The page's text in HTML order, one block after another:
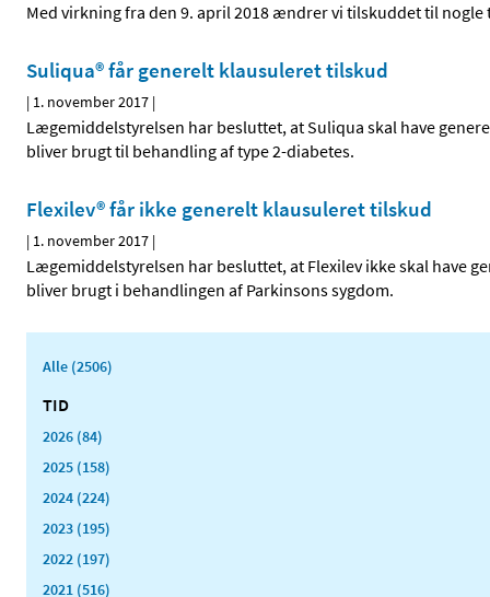
Med virkning fra den 9. april 2018 ændrer vi tilskuddet til
Suliqua® får generelt klausuleret tilskud
| 1. november 2017 |
Lægemiddelstyrelsen har besluttet, at Suliqua skal have
bliver brugt til behandling af type 2-diabetes.
Flexilev® får ikke generelt klausuleret tilskud
| 1. november 2017 |
Lægemiddelstyrelsen har besluttet, at Flexilev ikke skal have
bliver brugt i behandlingen af Parkinsons sygdom.
Alle (2506)
TID
2026 (84)
2025 (158)
2024 (224)
2023 (195)
2022 (197)
2021 (516)